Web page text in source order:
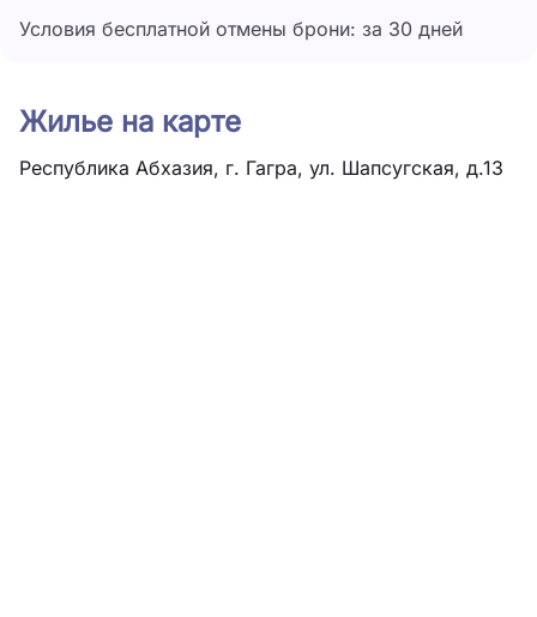
Условия бесплатной отмены брони: за 30 дней
Жилье на карте
Республика Абхазия, г. Гагра, ул. Шапсугская, д.13